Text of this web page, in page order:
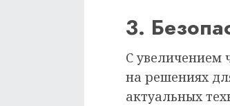
3.
С увеличением
на решениях
актуальных